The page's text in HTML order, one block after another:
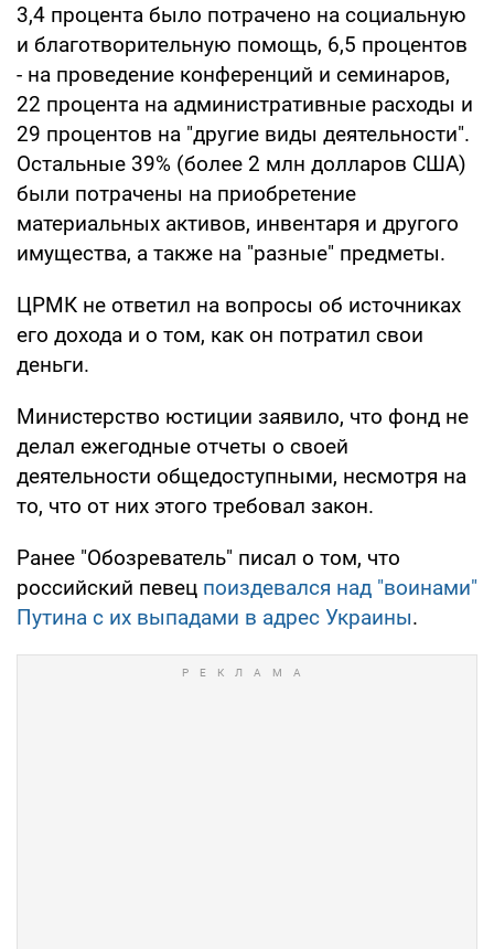
3,4 процента было потрачено на социальную
и благотворительную помощь, 6,5 процентов
- на проведение конференций и семинаров,
22 процента на административные расходы и
29 процентов на "другие виды деятельности".
Остальные 39% (более 2 млн долларов США)
были потрачены на приобретение
материальных активов, инвентаря и другого
имущества, а также на "разные" предметы.
ЦРМК не ответил на вопросы об источниках
его дохода и о том, как он потратил свои
деньги.
Министерство юстиции заявило, что фонд не
делал ежегодные отчеты о своей
деятельности общедоступными, несмотря на
то, что от них этого требовал закон.
Ранее "Обозреватель" писал о том, что
российский певец поиздевался над "воинами"
Путина с их выпадами в адрес Украины.